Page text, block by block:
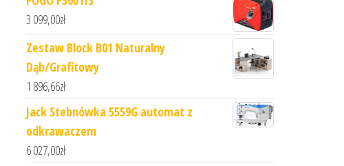
3 099,00zł
Zestaw Block B01 Naturalny
Dąb/Grafitowy
1 896,66zł
Jack Stebnówka 5559G automat z
odkrawaczem
6 027,00zł